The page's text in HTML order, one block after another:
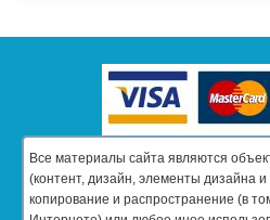
Все материалы сайта являются
(контент, дизайн, элементы дизайна
копирование и распространение (в